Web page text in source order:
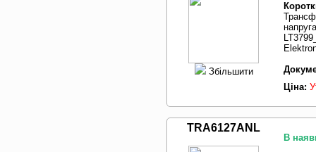
Збільшити
Ціна:
TRA6127ANL
В